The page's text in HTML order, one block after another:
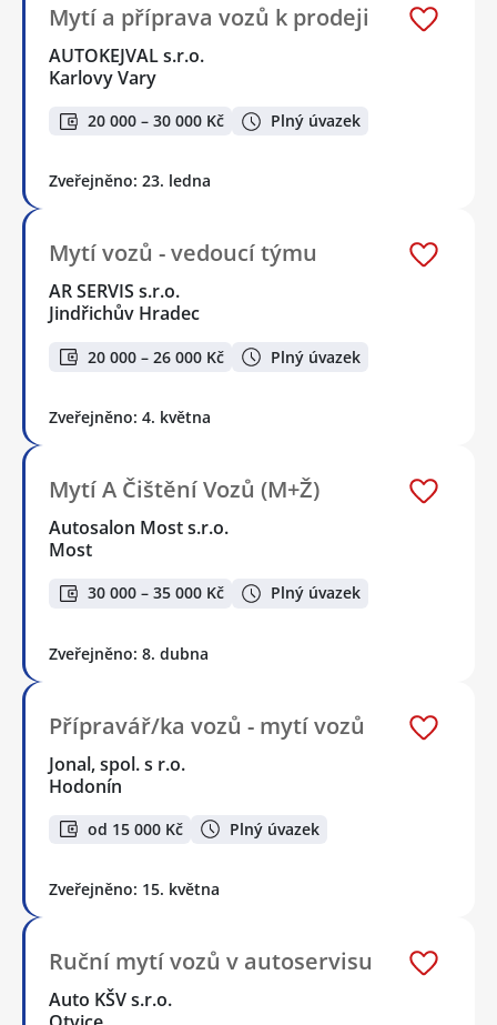
Mytí a příprava vozů k prodeji
AUTOKEJVAL s.r.o.
Karlovy Vary
20 000 – 30 000 Kč Plný úvazek
Zveřejněno: 23. ledna
Mytí vozů - vedoucí týmu
AR SERVIS s.r.o.
Jindřichův Hradec
20 000 – 26 000 Kč Plný úvazek
Zveřejněno: 4. května
Mytí A Čištění Vozů (M+Ž)
Autosalon Most s.r.o.
Most
30 000 – 35 000 Kč Plný úvazek
Zveřejněno: 8. dubna
Přípravář/ka vozů - mytí vozů
Jonal, spol. s r.o.
Hodonín
od 15 000 Kč Plný úvazek
Zveřejněno: 15. května
Ruční mytí vozů v autoservisu
Auto KŠV s.r.o.